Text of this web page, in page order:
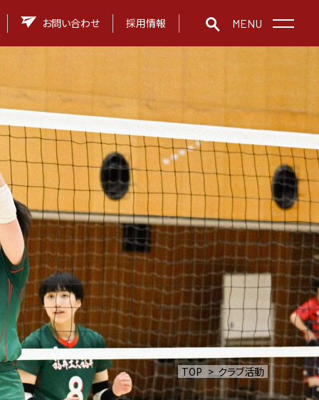
お問い合わせ 採用情報 MENU
高等学校
中高一貫教育
クラブ活動
施設の紹介
デュアル・ディプロマ・プログラム
アクセス
福井高等学校
TOP クラブ活動